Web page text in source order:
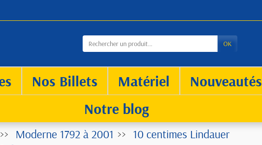
OK
Nos Billets Matériel Nouveautés
Notre blog
Moderne 1792 à 2001
10 centimes Lindauer